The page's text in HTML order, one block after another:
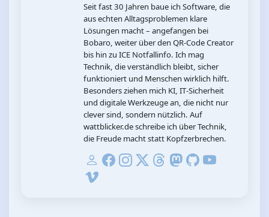
Seit fast 30 Jahren baue ich Software, die
aus echten Alltagsproblemen klare
Lösungen macht – angefangen bei
Bobaro, weiter über den QR‑Code Creator
bis hin zu ICE Notfallinfo. Ich mag
Technik, die verständlich bleibt, sicher
funktioniert und Menschen wirklich hilft.
Besonders ziehen mich KI, IT‑Sicherheit
und digitale Werkzeuge an, die nicht nur
clever sind, sondern nützlich. Auf
wattblicker.de schreibe ich über Technik,
die Freude macht statt Kopfzerbrechen.